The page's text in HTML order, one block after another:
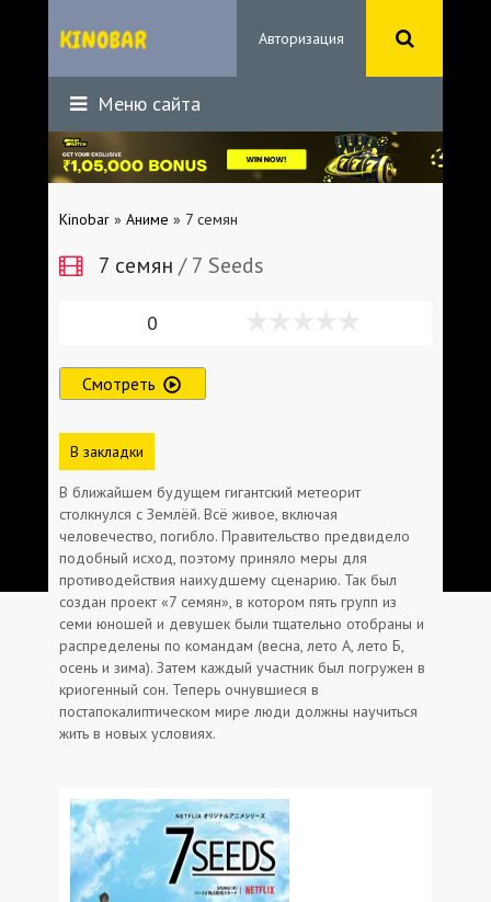
Авторизация
Меню сайта
Kinobar » Аниме » 7 семян
7 семян / 7 Seeds
0
Смотреть
В закладки
В ближайшем будущем гигантский метеорит
столкнулся с Землёй. Всё живое, включая
человечество, погибло. Правительство предвидело
подобный исход, поэтому приняло меры для
противодействия наихудшему сценарию. Так был
создан проект «7 семян», в котором пять групп из
семи юношей и девушек были тщательно отобраны и
распределены по командам (весна, лето A, лето Б,
осень и зима). Затем каждый участник был погружен в
криогенный сон. Теперь очнувшиеся в
постапокалиптическом мире люди должны научиться
жить в новых условиях.